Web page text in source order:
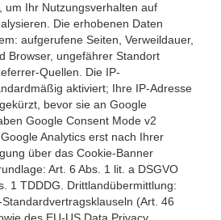
um Ihr Nutzungsverhalten auf
Die erhobenen Daten
aufgerufene Seiten, Verweildauer,
Browser, ungefährer Standort
Quellen. Die IP-
aktiviert; Ihre IP-Adresse
bevor sie an Google
Google Consent Mode v2
Analytics erst nach Ihrer
über das Cookie-Banner
Art. 6 Abs. 1 lit. a DSGVO
1 TDDDG. Drittlandübermittlung:
(Art. 46